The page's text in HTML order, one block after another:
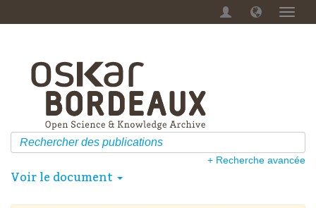
Menu
+ Recherche avancée
Voir le document